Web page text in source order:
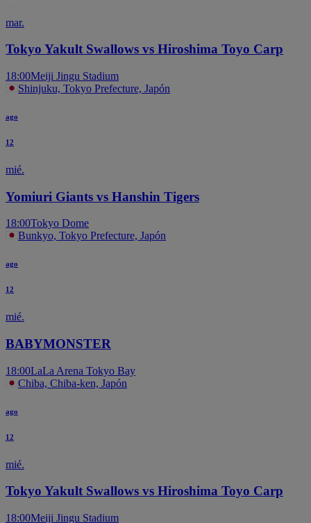
mar.
Tokyo Yakult Swallows vs Hiroshima Toyo Carp
18:00Meiji Jingu Stadium
Shinjuku, Tokyo Prefecture, Japón
ago
12
mié.
Yomiuri Giants vs Hanshin Tigers
18:00Tokyo Dome
Bunkyo, Tokyo Prefecture, Japón
ago
12
mié.
BABYMONSTER
18:00LaLa Arena Tokyo Bay
Chiba, Chiba-ken, Japón
ago
12
mié.
Tokyo Yakult Swallows vs Hiroshima Toyo Carp
18:00Meiji Jingu Stadium